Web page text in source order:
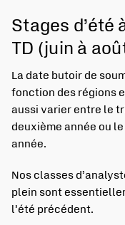
Stages d’été
TD (juin à
La date butoir de
fonction des régions
aussi varier entre le
deuxième année ou
année.
Nos classes
plein sont
l’été précédent.